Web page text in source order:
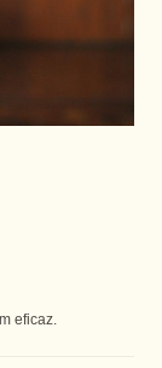
eficaz.